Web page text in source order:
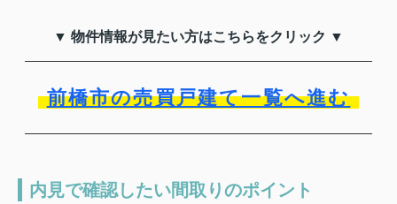
▼ 物件情報が見たい方はこちらをクリック ▼
前橋市の売買戸建て一覧へ進む
内見で確認したい間取りのポイント